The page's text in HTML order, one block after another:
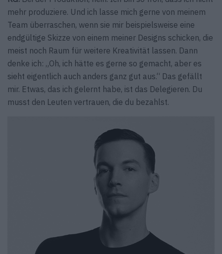
mehr produziere. Und ich lasse mich gerne von meinem
Team überraschen, wenn sie mir beispielsweise eine
endgültige Skizze von einem meiner Designs schicken, die
meist noch Raum für weitere Kreativität lassen. Dann
denke ich: „Oh, ich hätte es gerne so gemacht, aber es
sieht eigentlich auch anders ganz gut aus.“ Das gefällt
mir. Etwas, das ich gelernt habe, ist das Delegieren. Du
musst den Leuten vertrauen, die du bezahlst.